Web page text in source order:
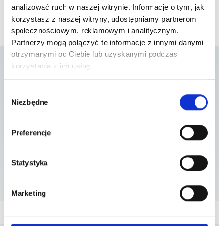
analizować ruch w naszej witrynie. Informacje o tym, jak
korzystasz z naszej witryny, udostępniamy partnerom
społecznościowym, reklamowym i analitycznym.
Partnerzy mogą połączyć te informacje z innymi danymi
otrzymanymi od Ciebie lub uzyskanymi podczas
korzystania z ich usług.
zgody
Niezbędne
Preferencje
Statystyka
Marketing
których usługa jest
dostępna
ul. Wagrowska 6, 61-369 Poznań